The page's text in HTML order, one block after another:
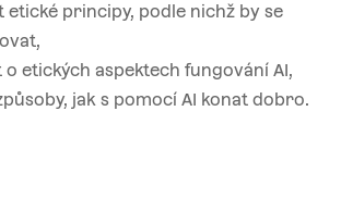
etické principy, podle nichž by se
etických aspektech fungování AI,
jak s pomocí AI konat dobro.